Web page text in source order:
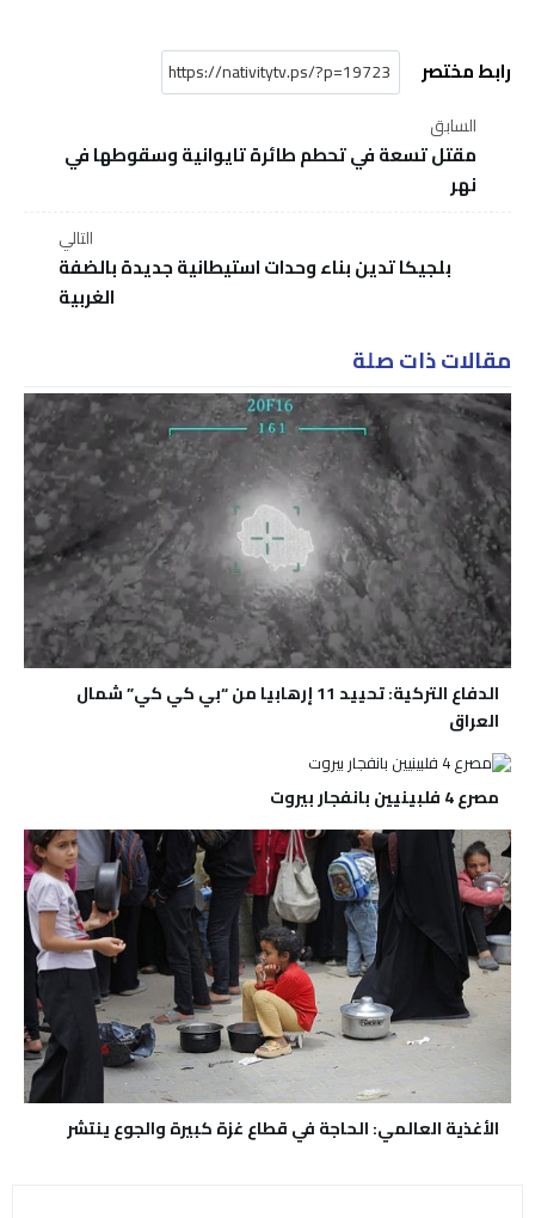
رابط مختصر
السابق
مقتل تسعة في تحطم طائرة تايوانية وسقوطها في
نهر
التالي
بلجيكا تدين بناء وحدات استيطانية جديدة بالضفة
الغربية
مقالات ذات صلة
الدفاع التركية: تحييد 11 إرهابيا من “بي كي كي” شمال
العراق
مصرع 4 فلبينيين بانفجار بيروت
الأغذية العالمي: الحاجة في قطاع غزة كبيرة والجوع ينتشر